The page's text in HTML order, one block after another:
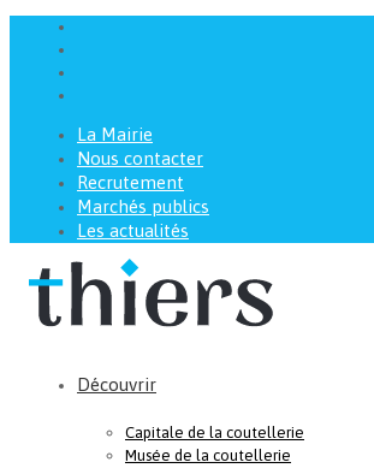
La Mairie
Nous contacter
Recrutement
Marchés publics
Les actualités
Découvrir
Capitale de la coutellerie
Musée de la coutellerie